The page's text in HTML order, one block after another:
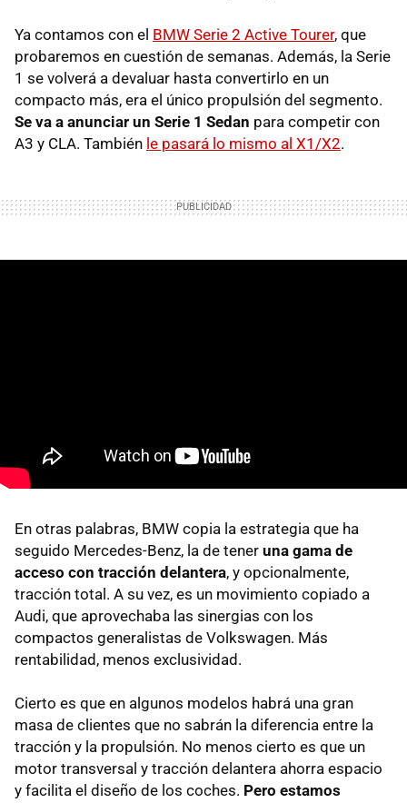
Ya contamos con el BMW Serie 2 Active Tourer, que
probaremos en cuestión de semanas. Además, la Serie
1 se volverá a devaluar hasta convertirlo en un
compacto más, era el único propulsión del segmento.
Se va a anunciar un Serie 1 Sedan para competir con
A3 y CLA. También le pasará lo mismo al X1/X2.
En otras palabras, BMW copia la estrategia que ha
seguido Mercedes-Benz, la de tener una gama de
acceso con tracción delantera, y opcionalmente,
tracción total. A su vez, es un movimiento copiado a
Audi, que aprovechaba las sinergias con los
compactos generalistas de Volkswagen. Más
rentabilidad, menos exclusividad.
Cierto es que en algunos modelos habrá una gran
masa de clientes que no sabrán la diferencia entre la
tracción y la propulsión. No menos cierto es que un
motor transversal y tracción delantera ahorra espacio
y facilita el diseño de los coches. Pero estamos